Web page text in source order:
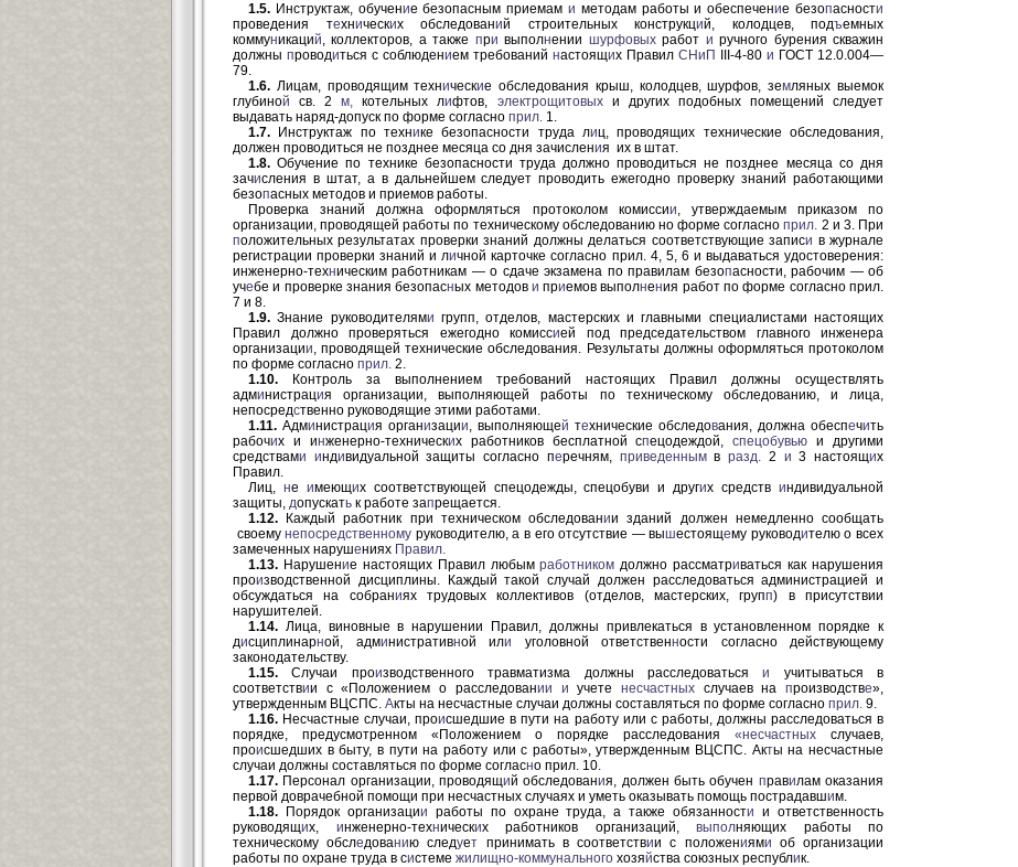
1.5. Инструктаж, обучение безопасным приемами методам работы и обеспечение безопасности
проведения технических обследований строительных конструкций, колодцев, подъемных
коммуникаций, коллекторов, а также привыполнении шурфовыхработ и ручного бурения скважин
должны проводиться с соблюдением требований настоящих Правил СНиП III-4-80 и ГОСТ 12.0.004—
79.
1.6. Лицам, проводящим технические обследования крыш, колодцев, шурфов, земляных выемок
глубинойсв. 2м, котельных лифтов, электрощитовыхи других подобных помещений следует
выдавать наряд-допуск по форме согласно прил. 1.
1.7. Инструктаж по технике безопасности труда лиц, проводящих технические обследования,
должен проводиться не позднее месяца со дня зачисления их в штат.
1.8. Обучение по технике безопасности труда должно проводиться не позднее месяца со дня
зачисления в штат, а в дальнейшем следует проводить ежегодно проверку знаний работающими
безопасных методов и приемов работы.
Проверка знаний должна оформляться протоколом комиссии, утверждаемым приказом по
организации, проводящей работы по техническому обследованию но форме согласноприл. 2 и 3. При
положительных результатах проверки знаний должны делаться соответствующие записи в журнале
регистрации проверки знаний и личной карточке согласно прил. 4, 5, 6 и выдаваться удостоверения:
инженерно-техническим работникам — о сдаче экзамена по правилам безопасности, рабочим — об
учебе и проверке знания безопасных методов и приемов выполнения работ по форме согласно прил.
7 и 8.
1.9. Знание руководителями групп, отделов, мастерских и главными специалистами настоящих
Правил должно проверяться ежегодно комиссией под председательством главного инженера
организации, проводящей технические обследования. Результаты должны оформляться протоколом
по форме согласно прил. 2.
1.10. Контроль за выполнением требований настоящих Правил должны осуществлять
администрация организации, выполняющей работы по техническому обследованию, и лица,
непосредственно руководящие этими работами.
1.11. Администрация организации, выполняющей технические обследования, должна обеспечить
рабочих и инженерно-технических работников бесплатной спецодеждой,спецобувью и другими
средствами индивидуальной защиты согласно перечням, приведеннымвразд. 2 и 3 настоящих
Правил.
Лиц, не имеющих соответствующей спецодежды, спецобуви и других средствиндивидуальной
защиты, допускать к работе запрещается.
1.12. Каждый работник при техническом обследовании зданий должен немедленно сообщать
своемунепосредственному руководителю, а в его отсутствие — вышестоящему руководителю о всех
замеченных нарушениях Правил.
1.13. Нарушение настоящих Правил любымработником должно рассматриваться как нарушения
производственной дисциплины. Каждый такой случай должен расследоваться администрацией и
обсуждаться на собраниях трудовых коллективов (отделов, мастерских, групп) в присутствии
нарушителей.
1.14. Лица, виновные в нарушении Правил, должны привлекаться в установленном порядке к
дисциплинарной, административной или уголовной ответственности согласно действующему
законодательству.
1.15. Случаи производственного травматизма должны расследоватьсяи учитываться в
соответствии с «Положением о расследовании и учете несчастныхслучаев напроизводстве»,
утвержденным ВЦСПС. Акты на несчастные случаи должны составляться по форме согласно прил. 9.
1.16. Несчастные случаи, происшедшие в пути на работу или с работы, должны расследоваться в
порядке, предусмотренном «Положением о порядке расследования «несчастных случаев,
происшедших в быту, в пути на работу или с работы», утвержденным ВЦСПС. Акты на несчастные
случаи должны составляться по форме согласно прил. 10.
1.17. Персонал организации, проводящий обследования, должен быть обучен правилам оказания
первой доврачебной помощи при несчастных случаях и уметь оказывать помощь пострадавшим.
1.18. Порядок организации работы по охране труда, а также обязанности и ответственность
руководящих, инженерно-технических работников организаций, выполняющих работы по
техническому обследованию следует принимать в соответствии с положениями об организации
работы по охране труда в системе жилищно-коммунального хозяйства союзных республик.